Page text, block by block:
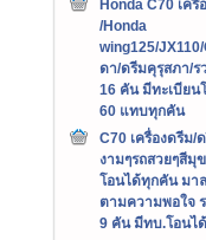
Honda C70 เครื
/Honda
wing125/
ดา/ดรีมคุรุสภา/ร
16 คัน มีทะเบียน
60 แทบทุกคัน
C70 เครื่องดรีม/
งามๆรถสวยๆสีมุ
โอนได้ทุกคัน มาล
ตามความพอใจ
9 คัน มีทบ.โอนได้